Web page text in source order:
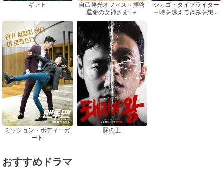
ギフト
自己発光オフィス～拝啓
運命の女神さま! ～
シカゴ・タイプライター
～時を越えてきみを想う
ミッション・ボディーガ
ード
豚の王
おすすめドラマ